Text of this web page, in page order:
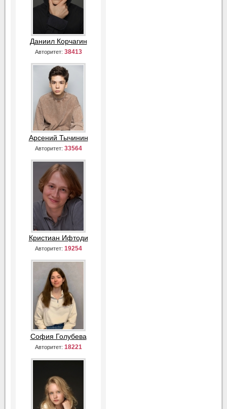
Даниил Корчагин
Авторитет: 38413
Арсений Тычинин
Авторитет: 33564
Кристиан Ифтоди
Авторитет: 19254
София Голубева
Авторитет: 18221